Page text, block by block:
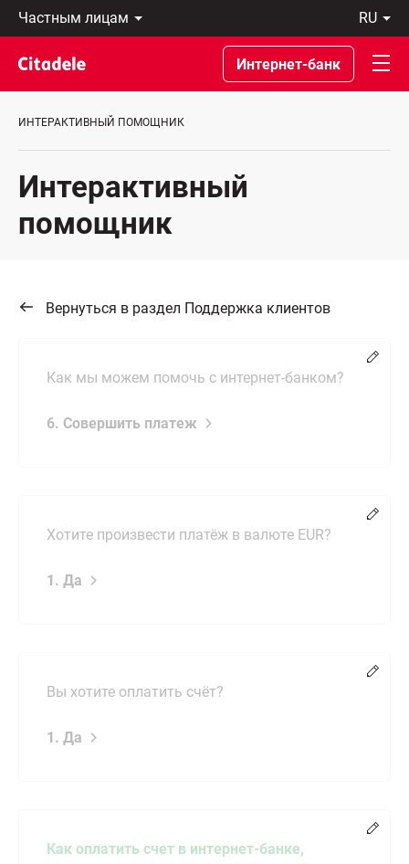
Частным
лицам
Предприятиям
Private
Banking
банке
ru
Latviski
По-
русски
In
Интернет-банк
ИНТЕРАКТИВНЫЙ ПОМОЩНИК
Интерактивный
помощник
Вернуться в раздел Поддержка клиентов
Как мы можем помочь с интернет-банком?
6. Совершить платеж
Хотите произвести платёж в валюте EUR?
1. Да
Вы хотите оплатить счёт?
1. Да
Как оплатить счет в интернет-банке,